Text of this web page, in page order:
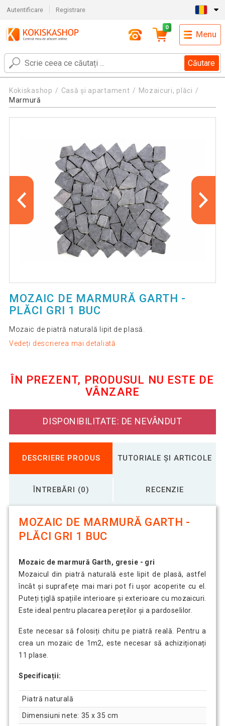
Autentificare Registrare
Căutare
0
Menu
Kokiskashop Casă și apartament
Mozaicuri, plăci
Marmură
MOZAIC DE MARMURĂ GARTH -
PLĂCI GRI 1 BUC
Mozaic de piatră naturală lipit de plasă.
Vedeți descrierea mai detaliată
ÎN PREZENT, PRODUSUL NU ESTE DE
VÂNZARE
DISPONIBILITATE: DE NEVÂNDUT
DESCRIERE PRODUS TUTORIALE ȘI ARTICOLE
ÎNTREBĂRI (0) RECENZIE
MOZAIC DE MARMURĂ GARTH -
PLĂCI GRI 1 BUC
Mozaic de marmură Garth, gresie - gri
Mozaicul din piatră naturală este lipit de plasă, astfel
încât și suprafețe mai mari pot fi ușor acoperite cu el.
Puteți țiglă spațiile interioare și exterioare cu mozaicuri.
Este ideal pentru placarea pereților și a pardoselilor.
Este necesar să folosiți chitu pe piatră reală. Pentru a
crea un mozaic de 1m2, este necesar să achiziționați
11 plase.
Specificații:
Piatră naturală
Dimensiuni nete: 35 x 35 cm